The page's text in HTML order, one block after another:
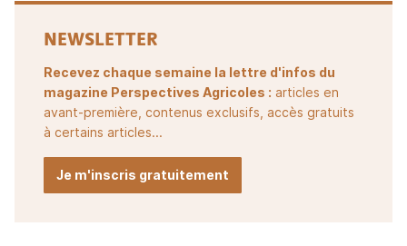
NEWSLETTER
Recevez chaque semaine la lettre d'infos du
magazine Perspectives Agricoles : articles en
avant-première, contenus exclusifs, accès gratuits
à certains articles...
Je m'inscris gratuitement